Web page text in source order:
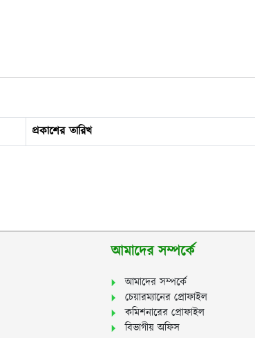
প্রকাশের তারিখ
আমাদের সম্পর্কে
আমাদের সম্পর্কে
চেয়ারম্যানের প্রোফাইল
কমিশনারের প্রোফাইল
বিভাগীয় অফিস